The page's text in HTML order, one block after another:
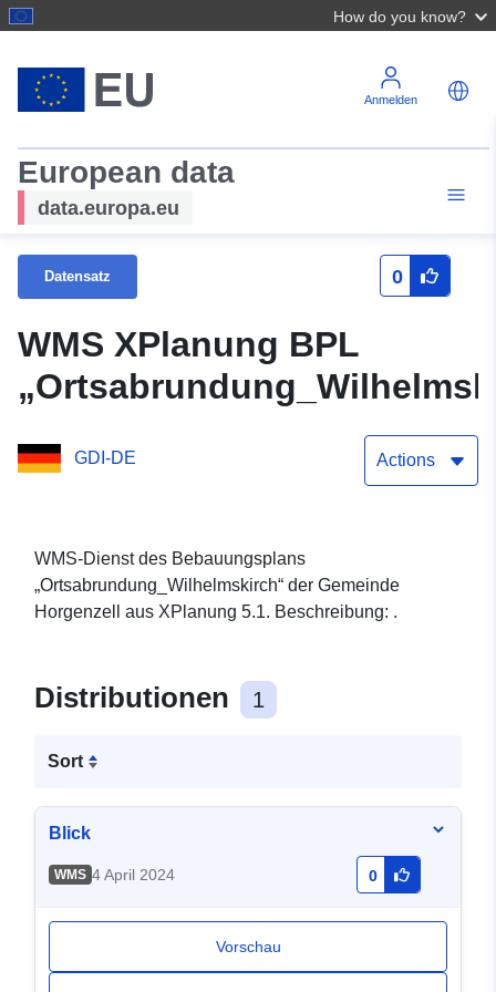
How do you know?
Anmelden
European data
data.europa.eu
Datensatz 0
WMS XPlanung BPL
GDI-DE Actions
WMS-Dienst des Bebauungsplans
„Ortsabrundung_Wilhelmskirch“ der Gemeinde
Horgenzell aus XPlanung 5.1. Beschreibung: .
Distributionen 1
Sort
Blick
WMS 4 April 2024 0
Vorschau